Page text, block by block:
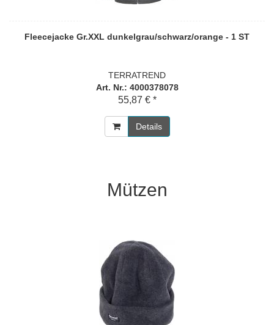
Fleecejacke Gr.XXL dunkelgrau/schwarz/orange - 1 ST
TERRATREND
Art. Nr.: 4000378078
55,87 € *
Details
Mützen